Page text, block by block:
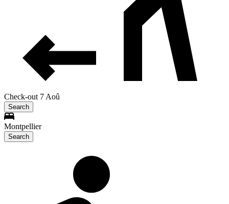
Check-out 7 Aoû
Search
Montpellier
Search